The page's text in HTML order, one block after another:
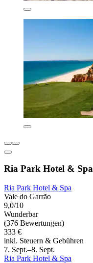
Ria Park Hotel & Spa
Ria Park Hotel & Spa
Vale do Garrão
9,0/10
Wunderbar
(376 Bewertungen)
333 €
inkl. Steuern & Gebühren
7. Sept.–8. Sept.
Ria Park Hotel & Spa